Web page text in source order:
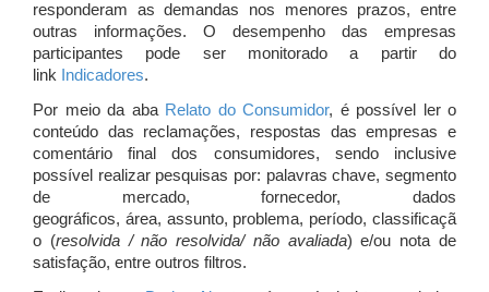
responderam as demandas nos menores prazos, entre
outras informações. O desempenho das empresas
participantes pode ser monitorado a partir do
link Indicadores.
Por meio da aba Relato do Consumidor, é possível ler o
conteúdo das reclamações, respostas das empresas e
comentário final dos consumidores, sendo inclusive
possível realizar pesquisas por: palavras chave, segmento
de mercado, fornecedor, dados
geográficos, área, assunto, problema, período, classificaçã
o (resolvida / não resolvida/ não avaliada) e/ou nota de
satisfação, entre outros filtros.